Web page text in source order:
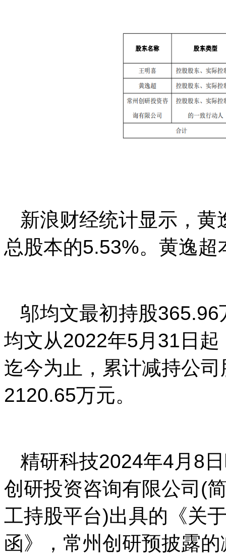
新浪财经统计显示，
总股本的5.53%。黄逸超
邬均文最初持股
均文从2022年5月31日
迄今为止，累计减持公
2120.65万元。
精研科技2024年4月8
创研投资咨询有限公司(
工持股平台)出具的《关
函》，常州创研预披露